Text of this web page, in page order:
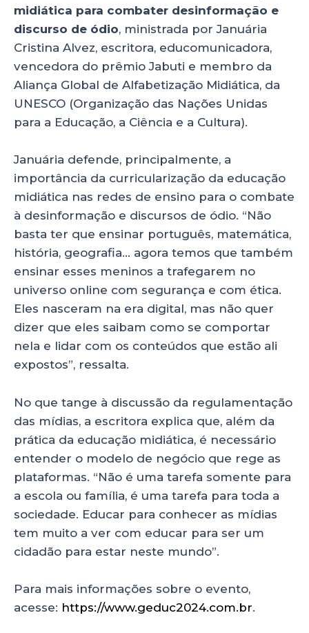
midiática para combater desinformação e
discurso de ódio, ministrada por Januária
Cristina Alvez, escritora, educomunicadora,
vencedora do prêmio Jabuti e membro da
Aliança Global de Alfabetização Midiática, da
UNESCO (Organização das Nações Unidas
para a Educação, a Ciência e a Cultura).
Januária defende, principalmente, a
importância da curricularização da educação
midiática nas redes de ensino para o combate
à desinformação e discursos de ódio. “Não
basta ter que ensinar português, matemática,
história, geografia… agora temos que também
ensinar esses meninos a trafegarem no
universo online com segurança e com ética.
Eles nasceram na era digital, mas não quer
dizer que eles saibam como se comportar
nela e lidar com os conteúdos que estão ali
expostos”, ressalta.
No que tange à discussão da regulamentação
das mídias, a escritora explica que, além da
prática da educação midiática, é necessário
entender o modelo de negócio que rege as
plataformas. “Não é uma tarefa somente para
a escola ou família, é uma tarefa para toda a
sociedade. Educar para conhecer as mídias
tem muito a ver com educar para ser um
cidadão para estar neste mundo”.
Para mais informações sobre o evento,
acesse: https://www.geduc2024.com.br.